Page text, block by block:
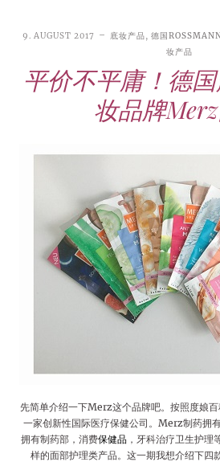
9. AUGUST 2017 底妆产品,德国
妆产品
平价不平庸！德
妆品牌
先简单介绍一下Merz这个品牌吧。按照度娘
一家创新性国际医疗保健公司。Merz制药拥
拥有制药部，消费保健品 ，牙科治疗卫生护理
样的面部护理类产品。这一期我想介绍下四